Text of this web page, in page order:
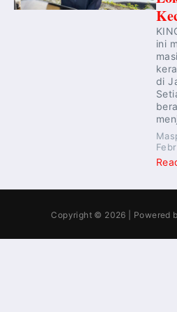
ini
di
Copyright © 2026 | Powered